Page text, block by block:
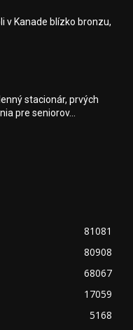
v Kanade blízko bronzu,
stacionár, prvých
pre seniorov...
81081
80908
68067
17059
5168